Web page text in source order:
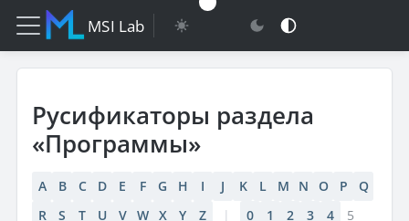
MSI Lab
Русификаторы раздела
«Программы»
A B C D E F G H I J K L M N O P
Q
R
S T U V W X Y Z | 0 1 2 3 4
5